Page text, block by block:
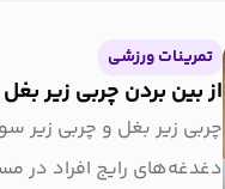
تمرینات ورزشی
از بین بردن چربی زیر
چربی زیر بغل و چربی زیر
دغدغه‌های رایج افراد در